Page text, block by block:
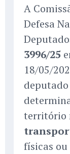
A
Defesa
3996/25
18/05/
deputado
território
físicas